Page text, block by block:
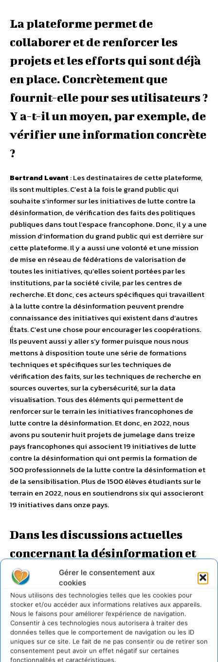
Gérer le consentement aux
cookies
Nous utilisons des technologies telles que les cookies pour
stocker et/ou accéder aux informations relatives aux appareils.
Nous le faisons pour améliorer l’expérience de navigation.
Consentir à ces technologies nous autorisera à traiter des
données telles que le comportement de navigation ou les ID
uniques sur ce site. Le fait de ne pas consentir ou de retirer son
consentement peut avoir un effet négatif sur certaines
fonctionnalités et caractéristiques.
La plateforme permet de
collaborer et de renforcer les
projets et les efforts qui sont déjà
en place. Concrètement que
fournit-elle pour ses utilisateurs ?
Y a-t-il un moyen, par exemple, de
vérifier une information concrète
?
Bertrand Levant : Les destinataires de cette plateforme,
ils sont multiples. C’est à la fois le grand public qui
souhaite s’informer sur les initiatives de lutte contre la
désinformation, de vérification des faits des politiques
publiques dans tout l’espace francophone. Donc, il y a une
mission d’information du grand public qui est derrière sur
cette plateforme. Il y a aussi une volonté et une mission
de mise en réseau de fédérations de valorisation de
toutes les initiatives, qu’elles soient portées par les
institutions, par la société civile, par les centres de
recherche. Et donc, ces acteurs spécifiques qui travaillent
à la lutte contre la désinformation peuvent prendre
connaissance des initiatives qui existent dans d’autres
États. C’est une chose pour encourager les coopérations.
Ils peuvent aussi y aller s’y former puisque nous nous
mettons à disposition toute une série de formations
techniques et spécifiques sur les techniques de
vérification des faits, sur les techniques de recherche en
sources ouvertes, sur la cybersécurité, sur la data
visualisation. Tous des éléments qui permettent de
renforcer sur le terrain les initiatives francophones de
lutte contre la désinformation. Et donc, en 2022, nous
avons pu soutenir huit projets de jumelage dans treize
pays francophones qui associent 19 initiatives de lutte
contre la désinformation qui ont permis la formation de
500 professionnels de la lutte contre la désinformation et
de la sensibilisation. Plus de 1500 élèves étudiants sur le
terrain en 2022, nous en soutiendrons six qui associeront
19 initiatives dans onze pays.
Dans les discussions actuelles
concernant la désinformation et
les utilisateurs des réseaux
sociaux, l’idée d’un permis
d’utilisateur a été évoquée. Un
permis pour les utilisateurs qui
auraient reçu des formations